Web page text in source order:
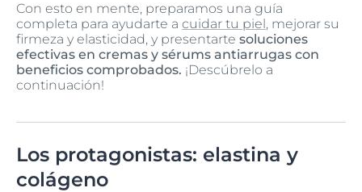
Con esto en mente, preparamos una guía
completa para ayudarte a cuidar tu piel, mejorar su
firmeza y elasticidad, y presentarte soluciones
efectivas en cremas y sérums antiarrugas con
beneficios comprobados. ¡Descúbrelo a
continuación!
Los protagonistas: elastina y
colágeno